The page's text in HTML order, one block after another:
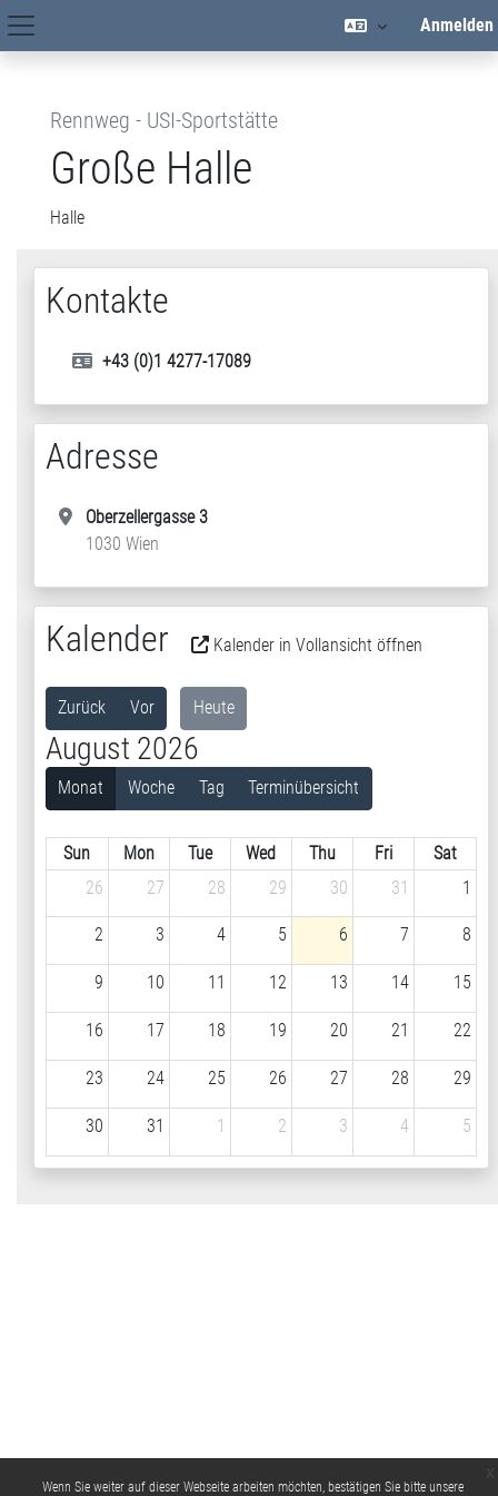
Zum Hauptinhalt
Wenn Sie weiter auf dieser Webseite arbeiten möchten, bestätigen Sie bitte unsere
Hauptnavigation
Anmelden
Rennweg - USI-Sportstätte
Große Halle
Halle
Kalender Kalender in Vollansicht öffnen
Zurück Vor Heute
August 2026
Monat Woche Tag Terminübersicht
Sun Mon Tue Wed Thu Fri
Sat
26
27 28 29 30 31 1
2 3 4 5 6 7 8
9 10 11 12 13 14 15
16 17 18 19 20 21 22
23 24 25 26 27 28 29
30 31 1 2 3 4 5
Kontakte
+43 (0)1 4277-17089
Adresse
Oberzellergasse 3
1030 Wien